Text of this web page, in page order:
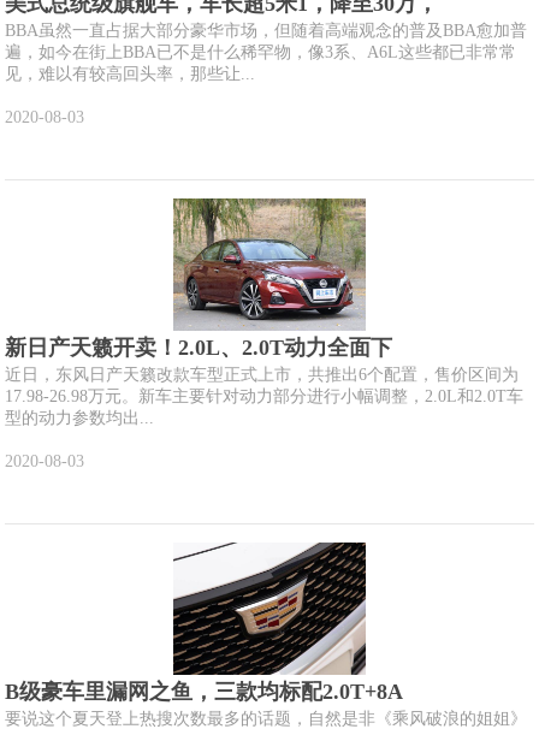
BBA虽然一直占据大部分豪华市场，但随着高端观念的普及BBA愈加普
遍，如今在街上BBA已不是什么稀罕物，像3系、A6L这些都已非常常
见，难以有较高回头率，那些让...
2020-08-03
新日产天籁开卖！2.0L、2.0T动力全面下
近日，东风日产天籁改款车型正式上市，共推出6个配置，售价区间为
17.98-26.98万元。新车主要针对动力部分进行小幅调整，2.0L和2.0T车
型的动力参数均出...
2020-08-03
B级豪车里漏网之鱼，三款均标配2.0T+8A
要说这个夏天登上热搜次数最多的话题，自然是非《乘风破浪的姐姐》